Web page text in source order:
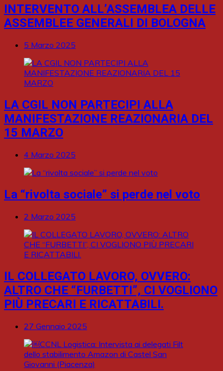
INTERVENTO ALL’ASSEMBLEA DELLE
ASSEMBLEE GENERALI DI BOLOGNA
5 Marzo 2025
LA CGIL NON PARTECIPI ALLA
MANIFESTAZIONE REAZIONARIA DEL
15 MARZO
4 Marzo 2025
La “rivolta sociale” si perde nel voto
2 Marzo 2025
IL COLLEGATO LAVORO, OVVERO:
ALTRO CHE “FURBETTI”, CI VOGLIONO
PIÙ PRECARI E RICATTABILI.
27 Gennaio 2025